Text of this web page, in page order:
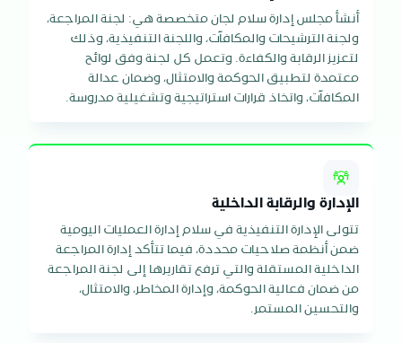
أنشأ مجلس إدارة سلام لجان متخصصة هي: لجنة المراجعة،
ولجنة الترشيحات والمكافآت، واللجنة التنفيذية، وذلك
لتعزيز الرقابة والكفاءة. وتعمل كل لجنة وفق لوائح
معتمدة لتطبيق الحوكمة والامتثال، وضمان عدالة
المكافآت، واتخاذ قرارات استراتيجية وتشغيلية مدروسة.
الإدارة والرقابة الداخلية
تتولى الإدارة التنفيذية في سلام إدارة العمليات اليومية
ضمن أنظمة صلاحيات محددة، فيما تتأكد إدارة المراجعة
الداخلية المستقلة والتي ترفع تقاريرها إلى لجنة المراجعة
من ضمان فعالية الحوكمة، وإدارة المخاطر، والامتثال،
والتحسين المستمر.